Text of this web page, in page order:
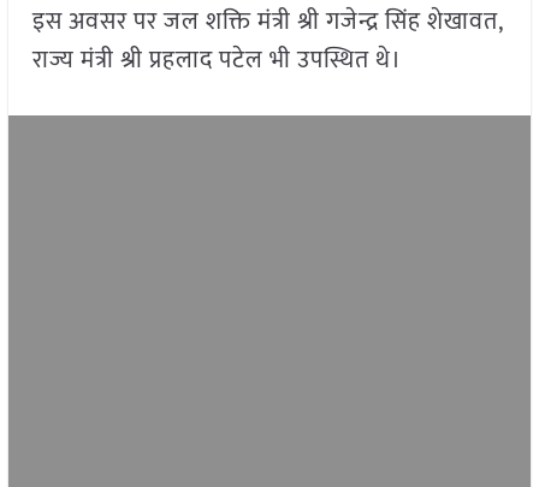
इस अवसर पर जल शक्ति मंत्री श्री गजेन्द्र सिंह शेखावत,
राज्य मंत्री श्री प्रहलाद पटेल भी उपस्थित थे।